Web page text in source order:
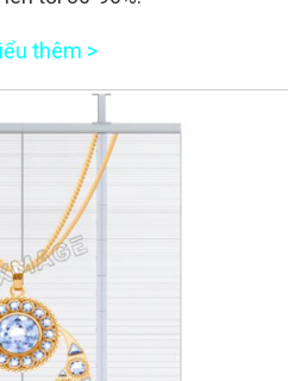
thêm >